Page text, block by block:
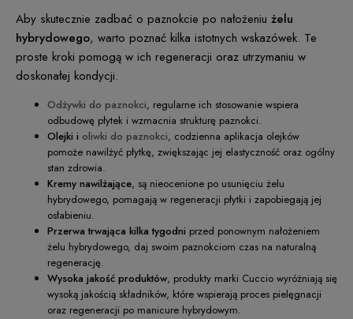
Aby skutecznie zadbać o paznokcie po nałożeniu żelu
hybrydowego, warto poznać kilka istotnych wskazówek. Te
proste kroki pomogą w ich regeneracji oraz utrzymaniu w
doskonałej kondycji.
Odżywki do paznokci, regularne ich stosowanie wspiera
odbudowę płytek i wzmacnia strukturę paznokci.
Olejki i oliwki do paznokci, codzienna aplikacja olejków
pomoże nawilżyć płytkę, zwiększając jej elastyczność oraz ogólny
stan zdrowia.
Kremy nawilżające, są nieocenione po usunięciu żelu
hybrydowego, pomagają w regeneracji płytki i zapobiegają jej
osłabieniu.
Przerwa trwająca kilka tygodni przed ponownym nałożeniem
żelu hybrydowego, daj swoim paznokciom czas na naturalną
regenerację.
Wysoka jakość produktów, produkty marki Cuccio wyróżniają się
wysoką jakością składników, które wspierają proces pielęgnacji
oraz regeneracji po manicure hybrydowym.